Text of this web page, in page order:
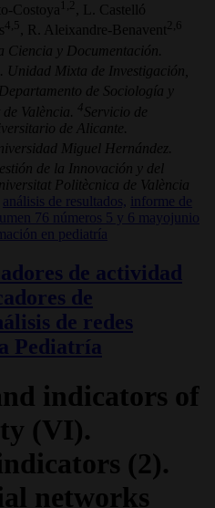
Costoya 1,2
, L. Castelló
4,5 , R. Aleixandre-Benavent 2,6
Ciencia y Documentación.
Unidad Mixta de Investigación,
Departamento de Sociología y
València.
4 Servicio de
de Alicante.
Miguel Hernández.
de la Innovación y del
Politècnica de València
análisis de resultados,
informe de
76 números 5 y 6 mayojunio
en pediatría
de actividad
de
de redes
Pediatría
indicators of
(VI).
(2).
networks